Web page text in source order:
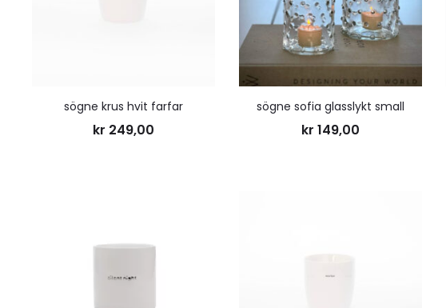
sögne krus hvit farfar
kr 249,00
sögne sofia glasslykt small
kr 149,00